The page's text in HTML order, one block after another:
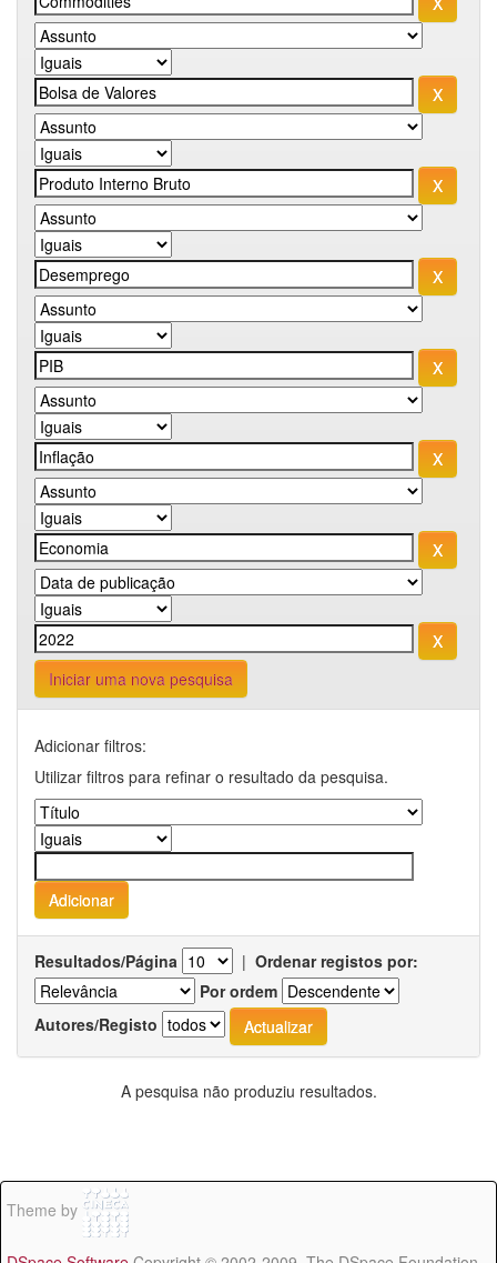
Iniciar uma nova pesquisa
Adicionar filtros:
Utilizar filtros para refinar o resultado da pesquisa.
Resultados/Página | Ordenar registos por:
Por ordem
Autores/Registo
A pesquisa não produziu resultados.
Theme by